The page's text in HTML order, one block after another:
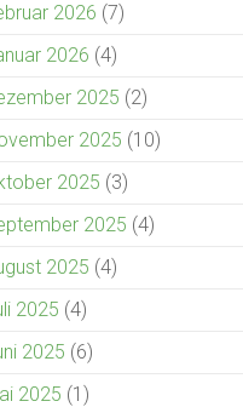
2026 (7)
2026 (4)
2025 (2)
2025 (10)
2025 (3)
2025 (4)
2025 (4)
2025 (4)
2025 (6)
2025 (1)